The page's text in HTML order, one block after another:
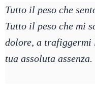
Tutto il peso che
Tutto il peso che mi
dolore, a trafiggermi
tua assoluta assenza.